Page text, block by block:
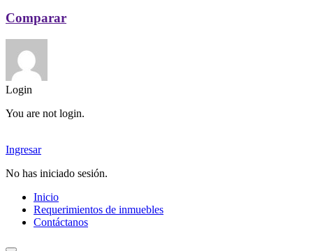
Comparar
Login
You are not login.
Ingresar
No has iniciado sesión.
Inicio
Requerimientos de inmuebles
Contáctanos